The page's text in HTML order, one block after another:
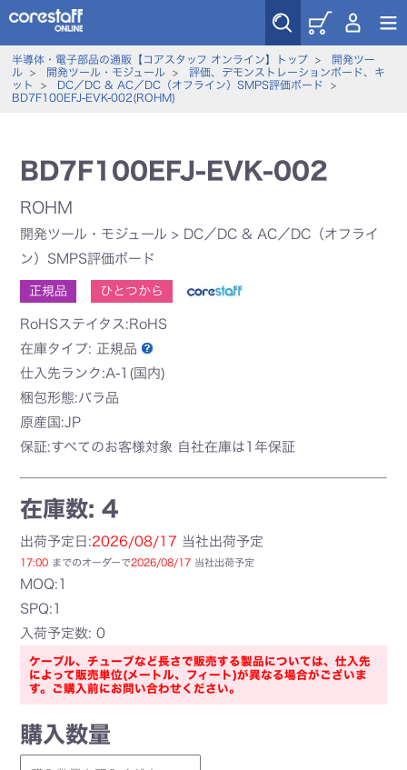
半導体・電子部品の通販【コアスタッフ オンライン】トップ>
開発ツー
ル> 開発ツール・モジュール> 評価、デモンストレーションボード、キ
ット
> DC／DC & AC／DC（オフライン）SMPS評価ボード >
BD7F100EFJ-EVK-002(ROHM)
BD7F100EFJ-EVK-002
ROHM
開発ツール・モジュール > DC／DC & AC／DC（オフライ
ン）SMPS評価ボード
正規品 ひとつから
RoHSステイタス:RoHS
在庫タイプ: 正規品
仕入先ランク:A-1(国内)
梱包形態:バラ品
原産国:JP
保証:すべてのお客様対象 自社在庫は1年保証
在庫数: 4
出荷予定日:2026/08/17 当社出荷予定
17:00 までのオーダーで2026/08/17 当社出荷予定
MOQ:1
SPQ:1
入荷予定数: 0
ケーブル、チューブなど長さで販売する製品については、仕入先
によって販売単位(メートル、フィート)が異なる場合がございま
す。ご購入前にお問い合わせください。
購入数量